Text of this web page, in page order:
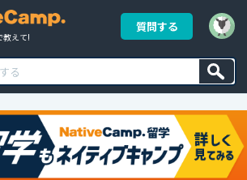
教えて!
質問する